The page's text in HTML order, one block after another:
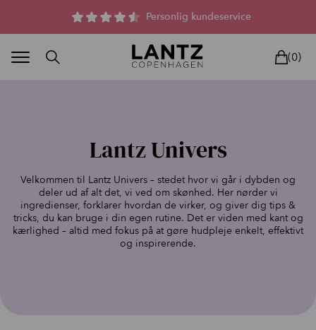
Personlig kundeservice
Parfumefri dansk hudpleje, og lysterapi til huden
BLAND SELVBEAUTY DEALS REELS UNIVERS LIVE
(0)
Lantz Univers
Velkommen til Lantz Univers – stedet hvor vi går i dybden og
deler ud af alt det, vi ved om skønhed. Her nørder vi
ingredienser, forklarer hvordan de virker, og giver dig tips &
tricks, du kan bruge i din egen rutine. Det er viden med kant og
kærlighed – altid med fokus på at gøre hudpleje enkelt, effektivt
og inspirerende.